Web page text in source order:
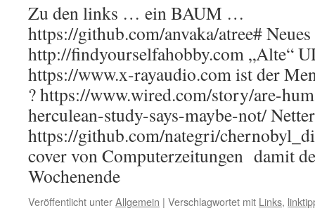
Zu den links … ein BAUM …
https://github.com/anvaka/atree#
http://findyourselfahobby.com „Alte“
https://www.x-rayaudio.com ist der
? https://www.wired.com/story/are-
herculean-study-says-maybe-not/
https://github.com/nategri/
cover von Computerzeitungen damit
Wochenende
Veröffentlicht unterAllgemein | Verschlagwortet mit Links,